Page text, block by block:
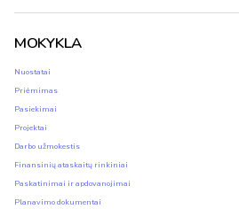
MOKYKLA
Nuostatai
Priėmimas
Pasiekimai
Projektai
Darbo užmokestis
Finansinių ataskaitų rinkiniai
Paskatinimai ir apdovanojimai
Planavimo dokumentai